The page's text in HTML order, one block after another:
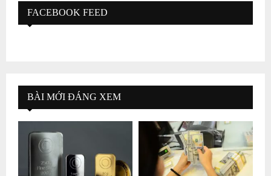
FACEBOOK FEED
BÀI MỚI ĐÁNG XEM